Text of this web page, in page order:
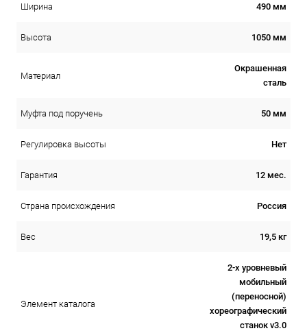
Ширина 490 мм
Высота 1050 мм
Материал
Окрашенная
сталь
Муфта под поручень 50 мм
Регулировка высоты Нет
Гарантия 12 мес.
Страна происхождения Россия
Вес 19,5 кг
Элемент каталога
2-х уровневый
мобильный
(переносной)
хореографический
станок v3.0